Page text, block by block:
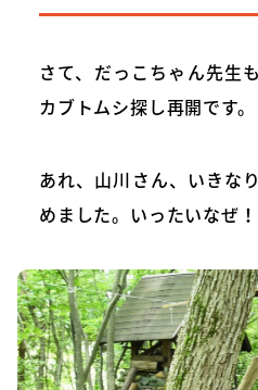
さて、だっこちゃん先生
カブトムシ探し再開です。
あれ、山川さん、いきな
めました。いったいなぜ！